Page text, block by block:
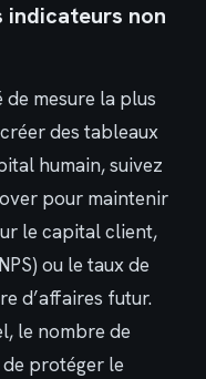
indicateurs non
de mesure la plus
des tableaux
humain, suivez
pour maintenir
le capital client,
ou le taux de
d’affaires futur.
le nombre de
protéger le